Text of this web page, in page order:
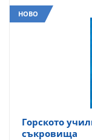
НОВО
Горското
съкровища